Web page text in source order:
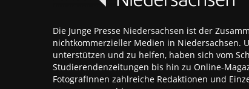
Die Junge Presse Niedersachsen ist der
nichtkommerzieller Medien in Niedersachsen.
unterstützen und zu helfen, haben sich vom
Studierendenzeitungen bis hin zu Online-
FotografInnen zahlreiche Redaktionen und